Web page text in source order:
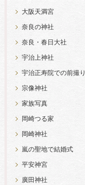
大阪天満宮
奈良の神社
奈良・春日大社
宇治上神社
宇治正寿院での前撮り
宗像神社
家族写真
岡崎つる家
岡崎神社
嵐の聖地で結婚式
平安神宮
廣田神社